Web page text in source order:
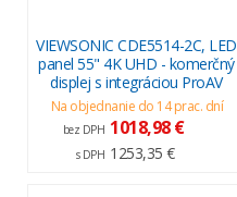
VIEWSONIC CDE5514-2C, LED
panel 55" 4K UHD - komerčný
displej s integráciou ProAV
Na objednanie do 14 prac. dní
bez DPH 1018,98 €
s DPH 1253,35 €